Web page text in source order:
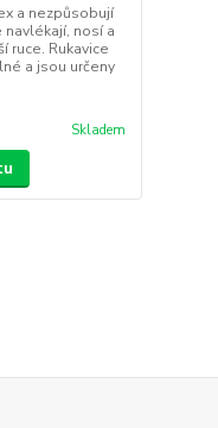
a nezpůsobují
nosí a
ruce. Rukavice
a jsou určeny
Skladem